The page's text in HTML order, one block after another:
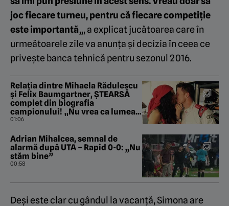
joc fiecare turneu, pentru că fiecare competiție
este importantă„, a explicat jucătoarea care în
urmeătoarele zile va anunța și decizia în ceea ce
privește banca tehnică pentru sezonul 2016.
Relația dintre Mihaela Rădulescu
și Felix Baumgartner, ȘTEARSĂ
complet din biografia
campionului! „Nu vrea ca lumea
să știe că a iubit fata din
01:06
Adrian Mihalcea, semnal de
alarmă după UTA – Rapid 0-0: „Nu
stăm bine”
00:58
Deși este clar cu gândul la vacanță, Simona are